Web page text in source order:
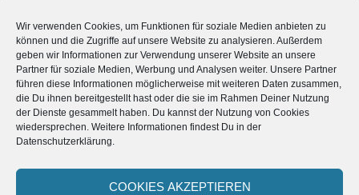
Wir verwenden Cookies, um Funktionen für soziale Medien anbieten zu
können und die Zugriffe auf unsere Website zu analysieren. Außerdem
geben wir Informationen zur Verwendung unserer Website an unsere
Partner für soziale Medien, Werbung und Analysen weiter. Unsere Partner
führen diese Informationen möglicherweise mit weiteren Daten zusammen,
die Du ihnen bereitgestellt hast oder die sie im Rahmen Deiner Nutzung
der Dienste gesammelt haben. Du kannst der Nutzung von Cookies
wiedersprechen. Weitere Informationen findest Du in der
Datenschutzerklärung.
COOKIES AKZEPTIEREN
Powered by Translate
Stolz präsentiert von WordPress |Theme: Edin von
WordPress.com.